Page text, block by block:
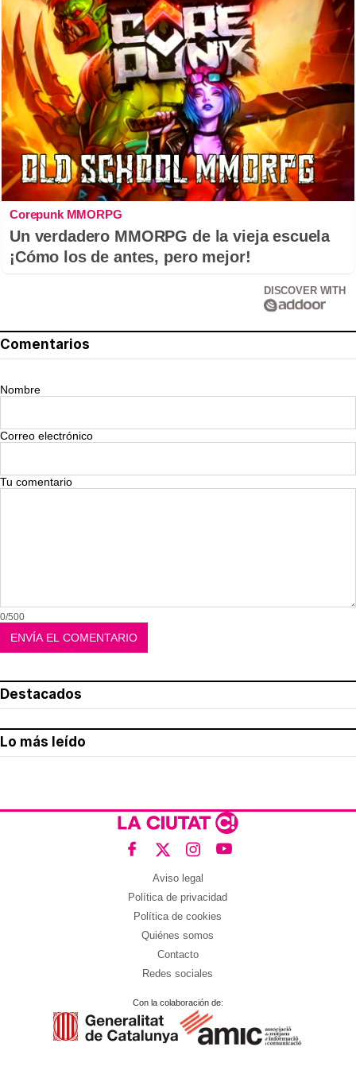
Corepunk MMORPG
Un verdadero MMORPG de la vieja escuela
¡Cómo los de antes, pero mejor!
DISCOVER WITH
Comentarios
Nombre
Correo electrónico
Tu comentario
0/500
Destacados
Lo más leído
Aviso legal
Política de privacidad
Política de cookies
Quiénes somos
Contacto
Redes sociales
Con la colaboración de: